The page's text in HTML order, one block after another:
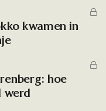
kwamen in
hoe
werd